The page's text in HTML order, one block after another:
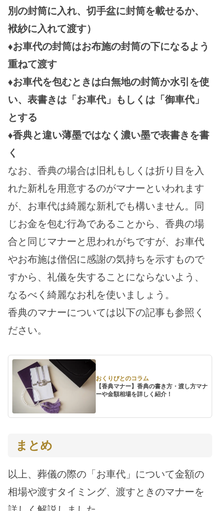
別の封筒に入れ、切手盆に封筒を載せるか、
袱紗に入れて渡す）
♦︎お車代の封筒はお布施の封筒の下になるよう
重ねて渡す
♦︎お車代を包むときは白無地の封筒か水引を使
い、表書きは「お車代」もしくは「御車代」
とする
♦︎香典と違い薄墨ではなく濃い墨で表書きを書
く
なお、香典の場合は旧札もしくは折り目を入
れた新札を用意するのがマナーといわれます
が、お車代は綺麗な新札でも構いません。同
じお金を包む行為であることから、香典の場
合と同じマナーと思われがちですが、お車代
やお布施は僧侶に感謝の気持ちを示すもので
すから、礼儀を失することにならないよう、
なるべく綺麗なお札を使いましょう。
香典のマナーについては以下の記事も参照く
ださい。
おくりびとのコラム
【香典マナー】香典の書き方・渡し方マナ
ーや金額相場を詳しく紹介！
まとめ
以上、葬儀の際の「お車代」について金額の
相場や渡すタイミング、渡すときのマナーを